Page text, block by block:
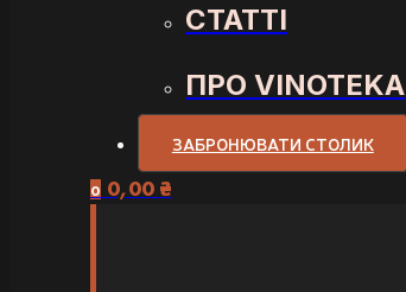
СТАТТІ
ПРО VINOTEKA
ЗАБРОНЮВАТИ СТОЛИК
0 0,00 ₴